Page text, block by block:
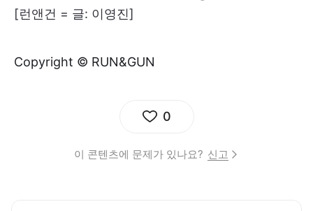
[런앤건 = 글: 이영진]
Copyright © RUN&GUN
0
이 콘텐츠에 문제가 있나요? 신고